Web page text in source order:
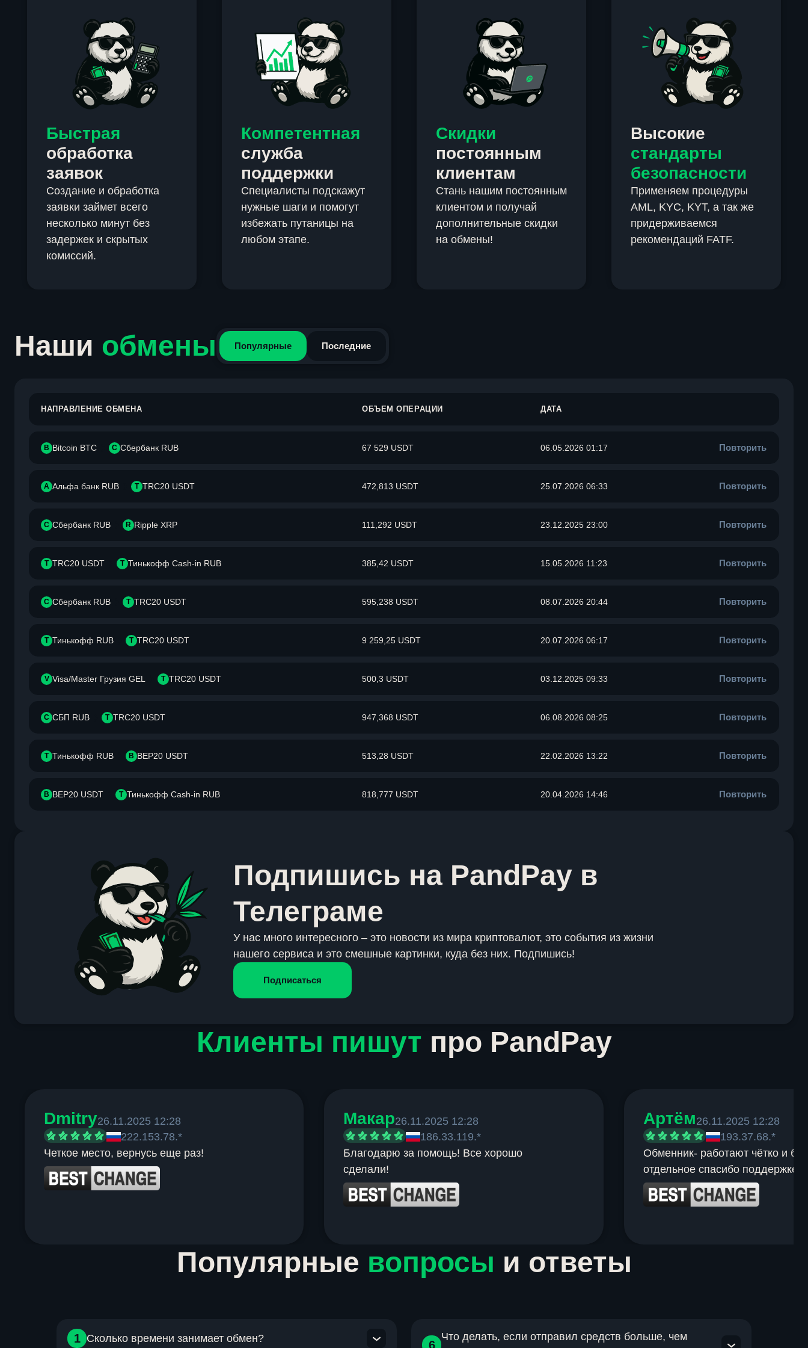
Быстрая
обработка
заявок
Создание и обработка
заявки займет всего
несколько минут без
задержек и скрытых
комиссий.
Компетентная
служба
поддержки
Специалисты подскажут
нужные шаги и помогут
избежать путаницы на
любом этапе.
Скидки
постоянным
клиентам
Стань нашим постоянным
клиентом и получай
дополнительные скидки
на обмены!
Высокие
стандарты
безопасности
Применяем процедуры
AML, KYC, KYT, а так же
придерживаемся
рекомендаций FATF.
Наши обмены Популярные Последние
НАПРАВЛЕНИЕ ОБМЕНА ОБЪЕМ ОПЕРАЦИИ ДАТА
B Bitcoin BTC С Сбербанк RUB 67 529 USDT 06.05.2026 01:17 Повторить
А Альфа банк RUB T TRC20 USDT 472,813 USDT 25.07.2026 06:33 Повторить
С Сбербанк RUB R Ripple XRP 111,292 USDT 23.12.2025 23:00 Повторить
T TRC20 USDT Т Тинькофф Cash-in RUB 385,42 USDT 15.05.2026 11:23 Повторить
С Сбербанк RUB T TRC20 USDT 595,238 USDT 08.07.2026 20:44 Повторить
Т Тинькофф RUB T TRC20 USDT 9 259,25 USDT 20.07.2026 06:17 Повторить
V Visa/Master Грузия GEL T TRC20 USDT 500,3 USDT 03.12.2025 09:33 Повторить
С СБП RUB T TRC20 USDT 947,368 USDT 06.08.2026 08:25 Повторить
Т Тинькофф RUB B BEP20 USDT 513,28 USDT 22.02.2026 13:22 Повторить
B BEP20 USDT Т Тинькофф Cash-in RUB 818,777 USDT 20.04.2026 14:46 Повторить
Подпишись на PandPay в
Телеграме
У нас много интересного – это новости из мира криптовалют, это события из жизни
нашего сервиса и это смешные картинки, куда без них. Подпишись!
Подписаться
Клиенты пишут про PandPay
Dmitry26.11.2025 12:28
222.153.78.*
Четкое место, вернусь еще раз!
Макар26.11.2025 12:28
186.33.119.*
Благодарю за помощь! Все хорошо
сделали!
Артём26.11.2025 12:28
193.37.68.*
Обменник- работают чётко и
отдельное спасибо поддержке.
Популярные вопросы и ответы
1 Сколько времени занимает обмен?
6
Что делать, если отправил средств больше, чем